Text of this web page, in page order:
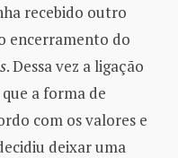
recebido outro
encerramento do
. Dessa vez a ligação
a forma de
com os valores e
deixar uma